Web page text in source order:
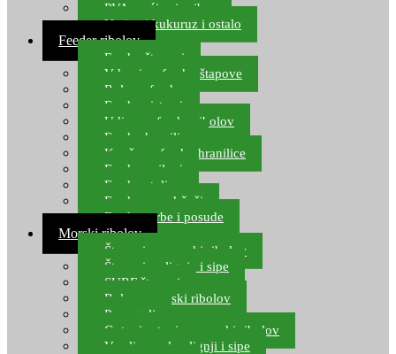
PVA vrećice i pribor
Umjetni kukuruz i ostalo
Feeder ribolov
Feeder štapovi
Vrhovi za feeder štapove
Role za feeder
Feeder sistemi
Udice za feeder ribolov
Feeder hranilice
Kopče za feeder hranilice
Feeder najloni
Feeder stolice
Feeder arm držači
Feeder torbe i posude
Morski ribolov
Štapovi za morski ribolov
Štapovi za lignje i sipe
SURF štapovi
Role za morski ribolov
Parangali
Gotovi setovi za morski ribolov
Varalice za lov lignji i sipe